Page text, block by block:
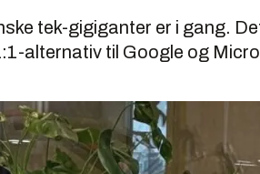
tek-gigiganter er i gang.
alternativ til Google og